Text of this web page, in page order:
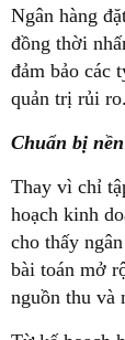
Ngân hàng
đồng thời
đảm bảo các
quản trị rủi ro.
Chuẩn bị
Thay vì chỉ
hoạch kinh
cho thấy
bài toán mở
nguồn thu và